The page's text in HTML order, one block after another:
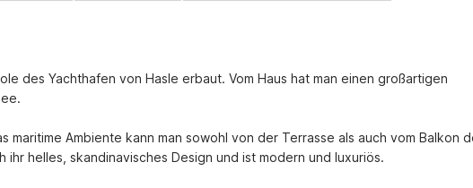
des Yachthafen von Hasle erbaut. Vom Haus hat man einen großartigen
Ambiente kann man sowohl von der Terrasse als auch vom Balkon
helles, skandinavisches Design und ist modern und luxuriös.